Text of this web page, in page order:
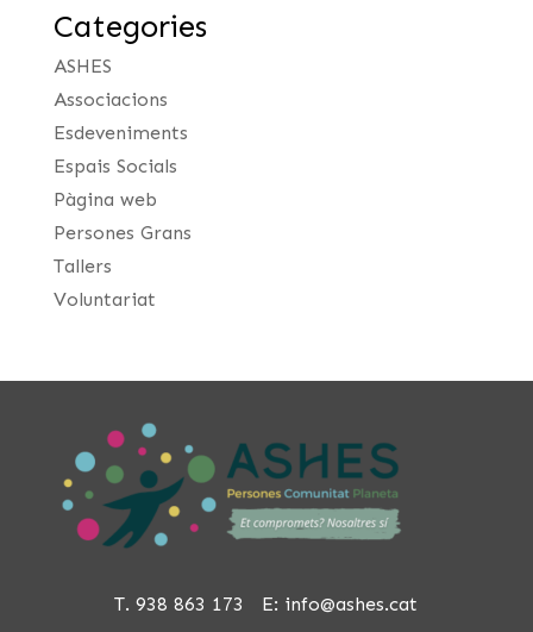
Categories
ASHES
Associacions
Esdeveniments
Espais Socials
Pàgina web
Persones Grans
Tallers
Voluntariat
T. 938 863 173 E: info@ashes.cat